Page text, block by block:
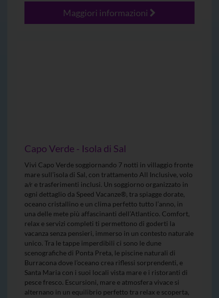
Maggiori informazioni
Capo Verde - Isola di Sal
Vivi Capo Verde soggiornando 7 notti in villaggio fronte
mare sull’isola di Sal, con trattamento All Inclusive, volo
a/r e trasferimenti inclusi. Un soggiorno organizzato in
ogni dettaglio da Speed Vacanze®, tra spiagge dorate,
oceano cristallino e un clima perfetto tutto l’anno, in
una delle mete più affascinanti dell’Atlantico. Comfort,
relax e servizi completi ti permettono di goderti la
vacanza senza pensieri, immerso in un contesto naturale
unico. Tra le tappe imperdibili ci sono le dune
scenografiche di Ponta Preta, le piscine naturali di
Burracona dove l’oceano crea riflessi sorprendenti, e
Santa Maria con i suoi locali vista mare e i ristoranti di
pesce fresco. Escursioni, mare e atmosfera vivace si
alternano in un equilibrio perfetto tra relax e scoperta,